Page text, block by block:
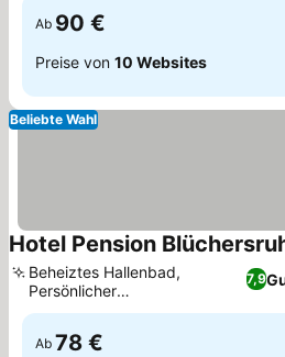
Ab 90 €
Preise von 10 Websites
Beliebte Wahl
Hotel Pension
7,9
Beheiztes Hallenbad,
Persönlicher
Frühstücksservice
Ab 78 €